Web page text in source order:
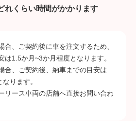
れくらい時間がかかります
合、ご契約後に車を注文するため、
は1.5か月~3か月程度となります。
合、ご契約後、納車までの目安は
ります。
リース車両の店舗へ直接お問い合わ